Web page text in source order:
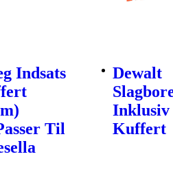
Indsats
Til
Dewalt
Inklusiv
Kuffert